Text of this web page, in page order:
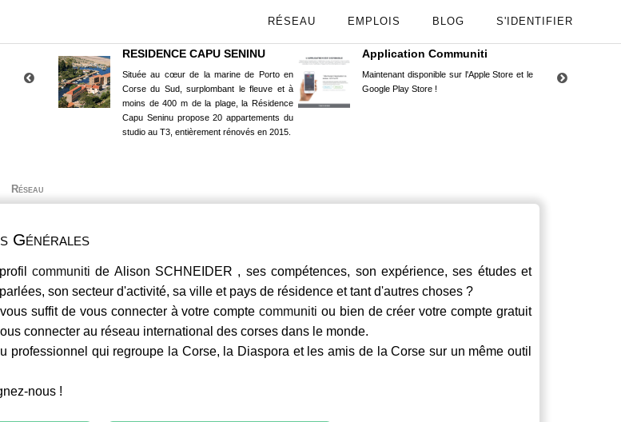
RÉSEAU EMPLOIS BLOG S'IDENTIFIER
RESIDENCE CAPU SENINU
Située au cœur de la marine de Porto en
Corse du Sud, surplombant le fleuve et à
moins de 400 m de la plage, la Résidence
Capu Seninu propose 20 appartements du
studio au T3, entièrement rénovés en 2015.
Application Communiti
Maintenant disponible sur l'Apple Store et le
Google Play Store !
Réseau
Générales
communiti de Alison SCHNEIDER , ses compétences, son expérience, ses études et
son secteur d'activité, sa ville et pays de résidence et tant d'autres choses ?
suffit de vous connecter à votre comptecommuniti ou bien de créer votre compte gratuit
connecter au réseau international des corses dans le monde.
professionnel qui regroupe la Corse, la Diaspora et les amis de la Corse sur un même outil
nous !